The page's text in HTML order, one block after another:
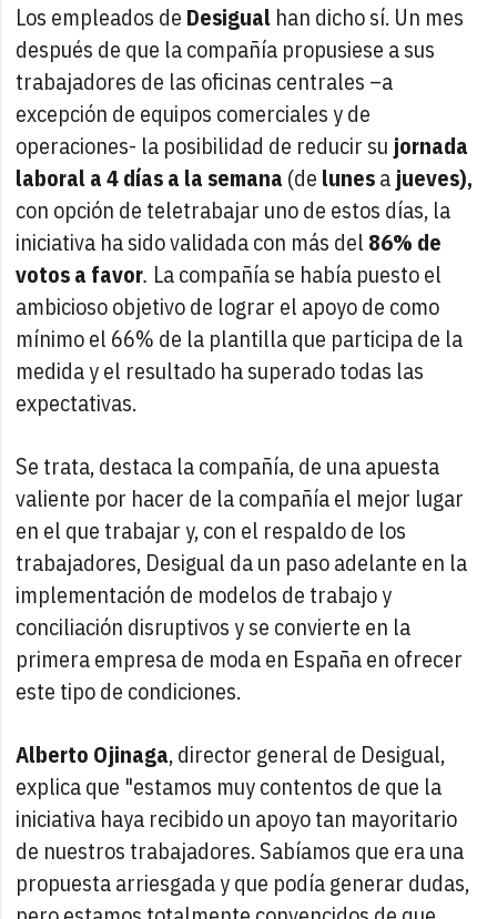
Los empleados de Desigual han dicho sí. Un mes
después de que la compañía propusiese a sus
trabajadores de las oficinas centrales –a
excepción de equipos comerciales y de
operaciones- la posibilidad de reducir su jornada
laboral a 4 días a la semana (de lunesa jueves),
con opción de teletrabajar uno de estos días, la
iniciativa ha sido validada con más del 86% de
votos a favor. La compañía se había puesto el
ambicioso objetivo de lograr el apoyo de como
mínimo el 66% de la plantilla que participa de la
medida y el resultado ha superado todas las
expectativas.
Se trata, destaca la compañía, de una apuesta
valiente por hacer de la compañía el mejor lugar
en el que trabajar y, con el respaldo de los
trabajadores, Desigual da un paso adelante en la
implementación de modelos de trabajo y
conciliación disruptivos y se convierte en la
primera empresa de moda en España en ofrecer
este tipo de condiciones.
Alberto Ojinaga, director general de Desigual,
explica que "estamos muy contentos de que la
iniciativa haya recibido un apoyo tan mayoritario
de nuestros trabajadores. Sabíamos que era una
propuesta arriesgada y que podía generar dudas,